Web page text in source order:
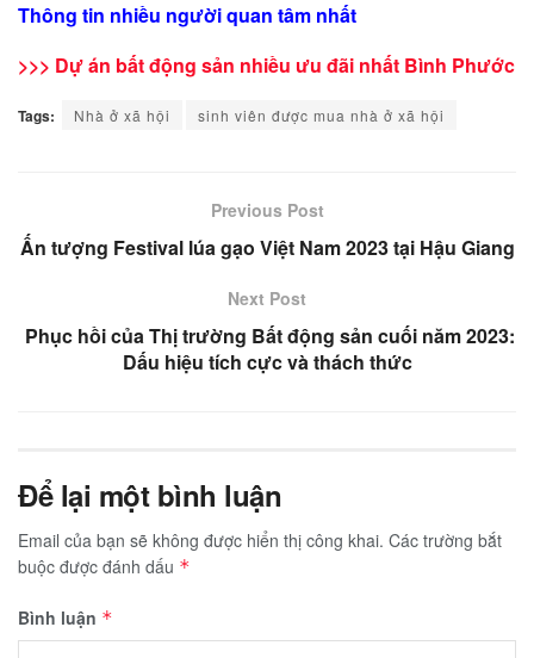
Thông tin nhiều người quan tâm nhất
>>> Dự án bất động sản nhiều ưu đãi nhất Bình Phước
Tags: Nhà ở xã hội sinh viên được mua nhà ở xã hội
Previous Post
Ấn tượng Festival lúa gạo Việt Nam 2023 tại Hậu Giang
Next Post
Phục hồi của Thị trường Bất động sản cuối năm 2023:
Dấu hiệu tích cực và thách thức
Để lại một bình luận
Email của bạn sẽ không được hiển thị công khai. Các trường bắt
buộc được đánh dấu *
Bình luận *